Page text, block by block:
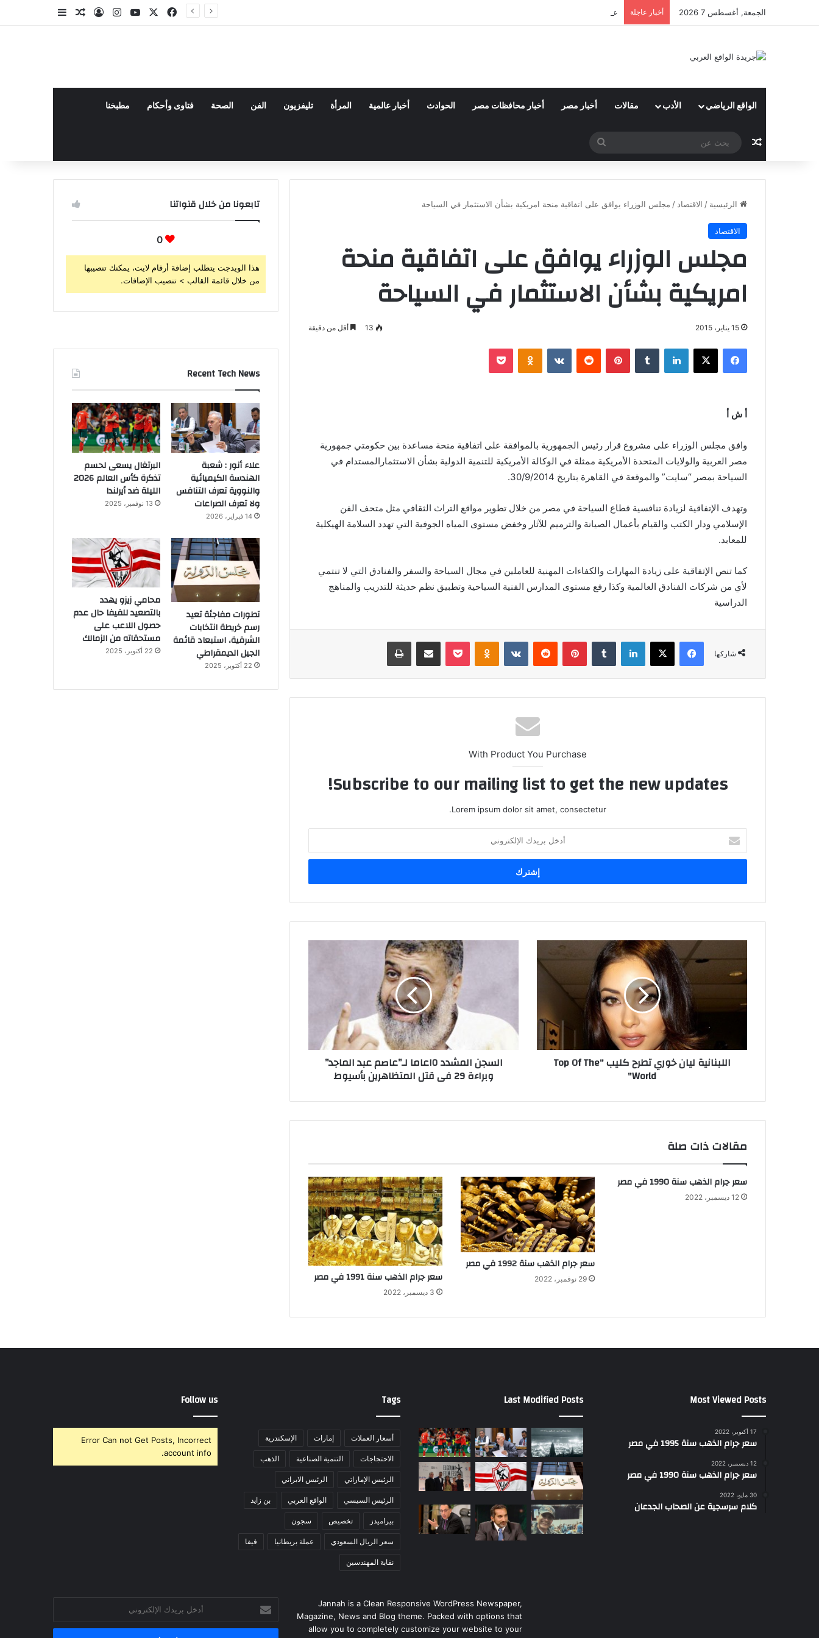
الجمعة, أغسطس 7 2026 أخبار عاجلة علاء أنور : شعبة الهندسة الكيميائية والنووية تعرف التنافس ولا تعرف الصراعات فيسبوك ‫YouTube
انستقرامتسجيل الدخول
مقال عشوائي
إضافة عمود
الواقع الرياضي الأدب مقالات أخبار مصر أخبار محافظات مصر الحوادث أخبار عالمية المرأة تليفزيون الفن الصحة فتاوى وأحكام مطبخنا
مقال عشوائي
بحث
عن
الرئيسية / الاقتصاد / مجلس الوزراء يوافق على اتفاقية منحة امريكية بشأن الاستثمار في السياحة
الاقتصاد
مجلس الوزراء يوافق على اتفاقية منحة
امريكية بشأن الاستثمار في السياحة
15 يناير، 2015 13 أقل من دقيقة
فيسبوك ‫X لينكدإن بينتيريست Odnoklassniki
‫Pocket
أ ش أ
وافق مجلس الوزراء على مشروع قرار رئيس الجمهورية بالموافقة على اتفاقية منحة مساعدة بين حكومتي جمهورية
مصر العربية والولايات المتحدة الأمريكية ممثلة في الوكالة الأمريكية للتنمية الدولية بشأن الاستثمارالمستدام في
السياحة بمصر “سايت” والموقعة في القاهرة بتاريخ 30/9/2014.
وتهدف الإتفاقية لزيادة تنافسية قطاع السياحة في مصر من خلال تطوير مواقع التراث الثقافي مثل متحف الفن
الإسلامي ودار الكتب والقيام بأعمال الصيانة والترميم للآثار وخفض مستوى المياه الجوفية التي تهدد السلامة الهيكلية
للمعابد.
كما تنص الإتفاقية على زيادة المهارات والكفاءات المهنية للعاملين في مجال السياحة والسفر والفنادق التي لا تنتمي
لأي من شركات الفنادق العالمية وكذا رفع مستوى المدارس الفنية السياحية وتطبيق نظم حديثة للتدريب والمناهج
الدراسية
شاركها
فيسبوك ‫X لينكدإن بينتيريست Odnoklassniki
‫Pocket مشاركة عبر البريد طباعة
With Product You Purchase
Subscribe to our mailing list to get the new updates!
Lorem ipsum dolor sit amet, consectetur.
بريدك
الإلكتروني
اللبنانية ليان خوري تطرح كليب "Top Of The
World"
السجن المشدد ١٥عاما لـ”عاصم عبد الماجد”
وبراءة 29 فى قتل المتظاهرين بأسيوط
مقالات ذات صلة
سعر جرام الذهب سنة 1990 في مصر
12 ديسمبر، 2022
سعر جرام الذهب سنة 1992 في مصر
29 نوفمبر، 2022 سعر جرام الذهب سنة 1991 في مصر
3 ديسمبر، 2022
تابعونا من خلال قنواتنا
0
هذا الويدجت يتطلب إضافة أرقام لايت، يمكنك تنصيبها
من خلال قائمة القالب > تنصيب الإضافات.
Recent Tech News
علاء أنور : شعبة
الهندسة الكيميائية
والنووية تعرف التنافس
ولا تعرف الصراعات
14 فبراير، 2026
البرتغال يسعى لحسم
تذكرة كأس العالم 2026
الليلة ضد أيرلندا
13 نوفمبر، 2025
تطورات مفاجئة تعيد
رسم خريطة انتخابات
الشرقية، استبعاد قائمة
الجيل الديمقراطي
22 أكتوبر، 2025
محامي زيزو يهدد
بالتصعيد للفيفا حال عدم
حصول اللاعب على
مستحقاته من الزمالك
22 أكتوبر، 2025
Most Viewed Posts
17 أكتوبر، 2022
سعر جرام الذهب سنة 1995 في مصر
12 ديسمبر، 2022
سعر جرام الذهب سنة 1990 في مصر
30 مايو، 2022
كلام سرسجية عن الصحاب الجدعان
Last Modified Posts
Tags
أسعار العملات إمارات الإسكندرية
الاحتجاجات التنمية الصناعية الذهب
الرئيس الإماراتي الرئيس الابراني
الرئيس السيسي الواقع العربي بن زايد
بيراميدز تخصيص سجون
سعر الريال السعودي عملة بريطانيا فيفا
نقابة المهندسين
Follow us
Error Can not Get Posts, Incorrect
account info.
Jannah is a Clean Responsive WordPress Newspaper,
Magazine, News and Blog theme. Packed with options that
allow you to completely customize your website to your
بريدك
الإلكتروني